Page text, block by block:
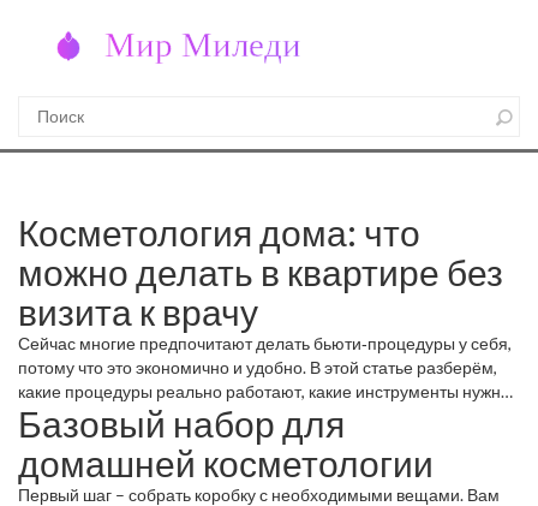
Косметология дома: что
можно делать в квартире без
визита к врачу
Сейчас многие предпочитают делать бьюти‑процедуры у себя,
потому что это экономично и удобно. В этой статье разберём,
какие процедуры реально работают, какие инструменты нужны
и как не навредить коже.
Базовый набор для
домашней косметологии
Первый шаг – собрать коробку с необходимыми вещами. Вам